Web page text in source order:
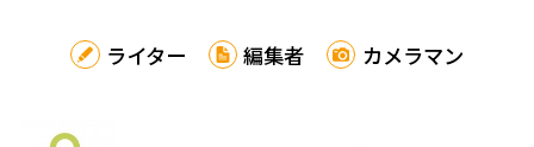
ライター 編集者 カメラマン